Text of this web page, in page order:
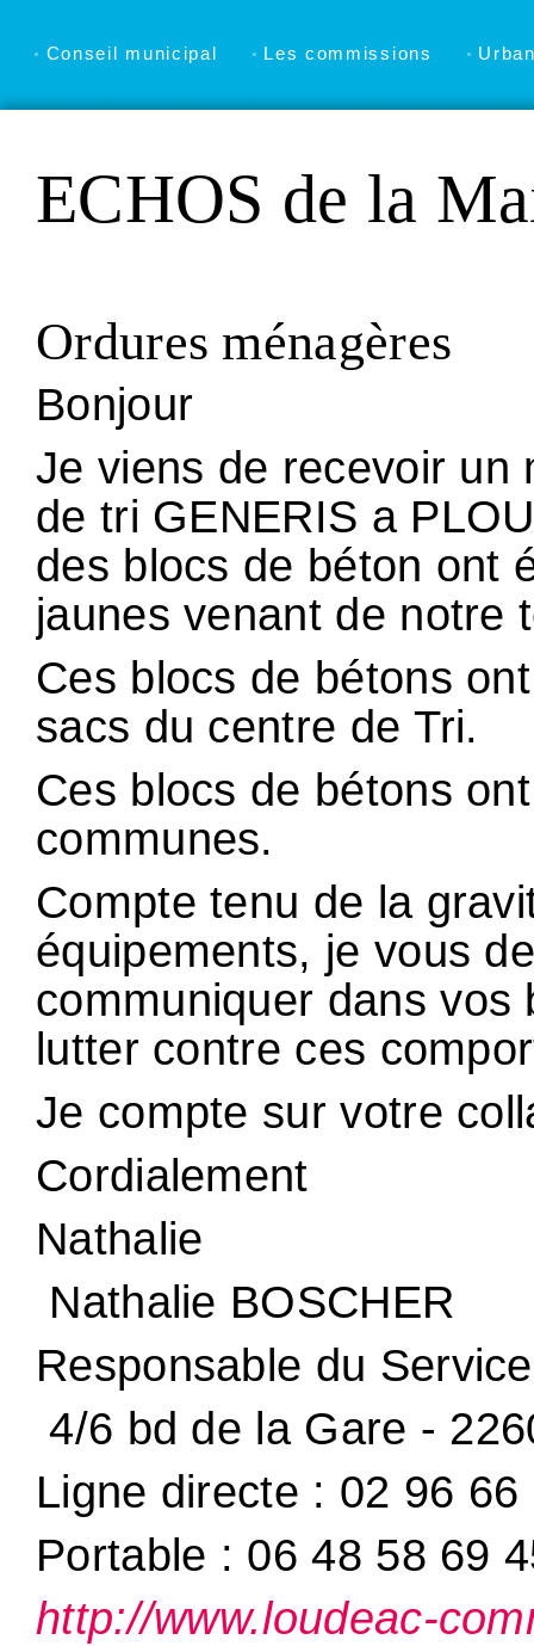
Conseil municipal Les commissions
ECHOS de la
Ordures ménagères
Bonjour
Je viens de recevoir un
de tri GENERIS a
des blocs de béton ont
jaunes venant de notre
Ces blocs de bétons
sacs du centre de Tri.
Ces blocs de bétons
communes.
Compte tenu de la
équipements, je vous
communiquer dans vos
lutter contre ces
Je compte sur votre
Cordialement
Nathalie
Nathalie BOSCHER
Responsable du
4/6 bd de la Gare -
Ligne directe : 02 96 66
Portable : 06 48 58 69
http://www.loudeac-